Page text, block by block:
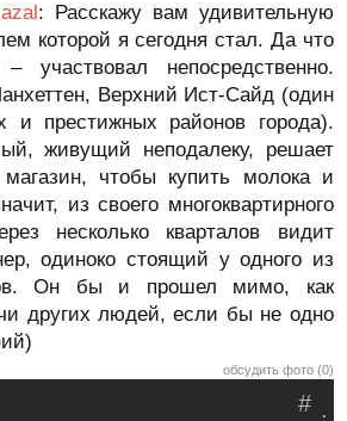
: Расскажу вам удивительную
которой я сегодня стал. Да что
участвовал непосредственно.
Верхний Ист-Сайд (один
и престижных районов города).
живущий неподалеку, решает
чтобы купить молока и
из своего многоквартирного
несколько кварталов видит
одиноко стоящий у одного из
Он бы и прошел мимо, как
других людей, если бы не одно
обсудить фото (0)
.
#